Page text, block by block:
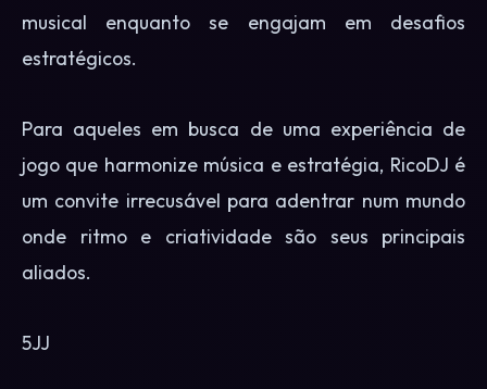
musical enquanto se engajam em desafios
estratégicos.
Para aqueles em busca de uma experiência de
jogo que harmonize música e estratégia, RicoDJ é
um convite irrecusável para adentrar num mundo
onde ritmo e criatividade são seus principais
aliados.
5JJ